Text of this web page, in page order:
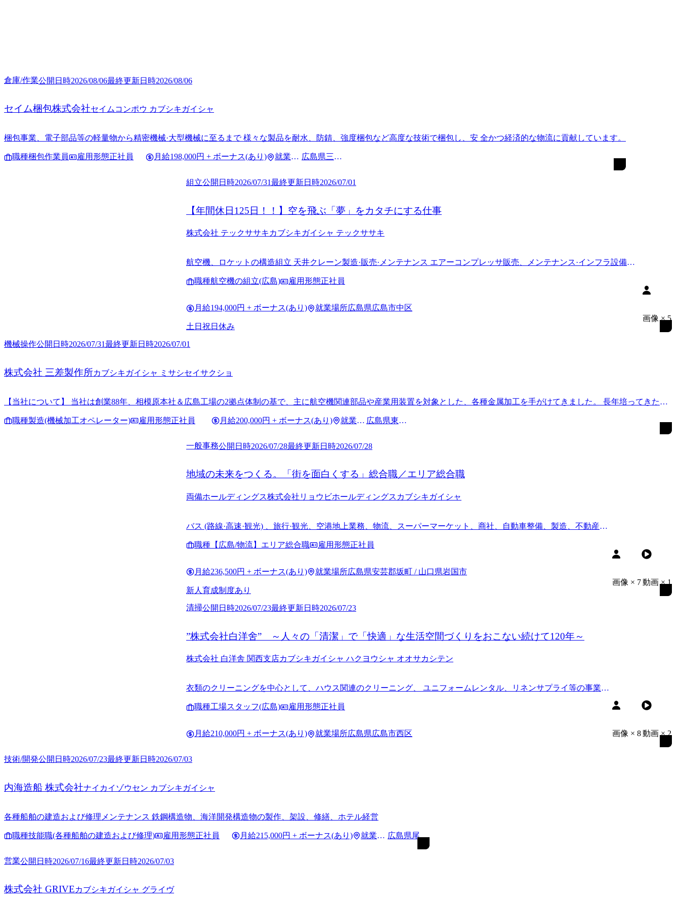
倉庫/作業公開日時2026/08/06最終更新日時2026/08/06
セイム梱包株式会社セイムコンポウ カブシキガイシャ
梱包事業、電子部品等の軽量物から精密機械·大型機械に至るまで 様々な製品を耐水、防錆、強度梱包など高度な技術で梱包し、安 全かつ経済的な物流に貢献しています。
職種梱包作業員 雇用形態正社員 月給198,000円 + ボーナス(あり)
就業場 広島県三原
組立公開日時2026/07/31最終更新日時2026/07/01
【年間休日125日！！】空を飛ぶ「夢」をカタチにする仕事
株式会社 テックササキ カブシキガイシャ テックササキ
航空機、ロケットの構造組立 天井クレーン製造·販売·メンテナンス エアーコンプレッサ販売、メンテナンス·インフラ設備設
職種航空機の組立(広島) 雇用形態正社員
月給194,000円 + ボーナス(あり) 就業場所広島県広島市中区
土日祝日休み
画像×5
機械操作公開日時2026/07/31最終更新日時2026/07/01
株式会社 三差製作所カブシキガイシャ ミサシセイサクショ
【当社について】 当社は創業88年、相模原本社＆広島工場の2拠点体制の基で、主に航空機関連部品や産業用装置を対象とした、各種金属加工を手がけてきました。 長年培ってきた高
さらなるサービス向上を目指した人員強化のため、「ものづくり」の未来を共に創る仲間を募集しています！
職種製造(機械加工オペレーター) 雇用形態正社員 月給200,000円 + ボーナス(あり)
就業場 広島県東広
一般事務公開日時2026/07/28最終更新日時2026/07/28
地域の未来をつくる。「街を面白くする」総合職／エリア総合職
両備ホールディングス株式会社 リョウビホールディングスカブシキガイシャ
バス (路線·高速·観光) 、旅行·観光、空港地上業務、物流、スーパーマーケット、商社、自動車整備、製造、不動産、
職種 【広島/物流】エリア総合職 雇用形態正社員
月給236,500円 + ボーナス(あり) 就業場所広島県安芸郡坂町 / 山口県岩国市
新人育成制度あり
画像 × 7 動画×1
清掃公開日時2026/07/23最終更新日時2026/07/23
”株式会社白洋舍” ～人々の「清潔」で「快適」な生活空間づくりをおこない続けて120年～
株式会社 白洋舎 関西支店カブシキガイシャ ハクヨウシャ オオサカシテン
衣類のクリーニングを中心として、ハウス関連のクリーニング、 ユニフォームレンタル、リネンサプライ等の事業を
職種工場スタッフ(広島) 雇用形態正社員
月給210,000円 + ボーナス(あり) 就業場所広島県広島市西区 画像 × 8 動画×2
技術/開発公開日時2026/07/23最終更新日時2026/07/03
内海造船 株式会社ナイカイゾウセン カブシキガイシャ
各種船舶の建造および修理メンテナンス 鉄鋼構造物、海洋開発構造物の製作、架設、修繕、ホテル経営
職種技能職(各種船舶の建造および修理) 雇用形態正社員 月給215,000円 + ボーナス(あり)
就業場 広島県尾道
営業公開日時2026/07/16最終更新日時2026/07/03
株式会社 GRIVEカブシキガイシャ グライヴ